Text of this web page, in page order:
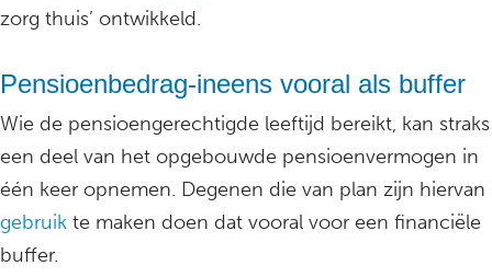
zorg thuis’ ontwikkeld.
Pensioenbedrag-ineens vooral als buffer
Wie de pensioengerechtigde leeftijd bereikt, kan straks
een deel van het opgebouwde pensioenvermogen in
één keer opnemen. Degenen die van plan zijn hiervan
gebruik te maken doen dat vooral voor een financiële
buffer.